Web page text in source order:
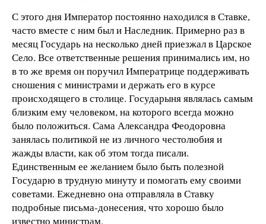
С этого дня Император постоянно находился в Ставке,
часто вместе с ним был и Наследник. Примерно раз в
месяц Государь на несколько дней приезжал в Царское
Село. Все ответственные решения принимались им, но
в то же время он поручил Императрице поддерживать
сношения с министрами и держать его в курсе
происходящего в столице. Государыня являлась самым
близким ему человеком, на которого всегда можно
было положиться. Сама Александра Феодоровна
занялась политикой не из личного честолюбия и
жажды власти, как об этом тогда писали.
Единственным ее желанием было быть полезной
Государю в трудную минуту и помогать ему своими
советами. Ежедневно она отправляла в Ставку
подробные письма-донесения, что хорошо было
известно министрам.